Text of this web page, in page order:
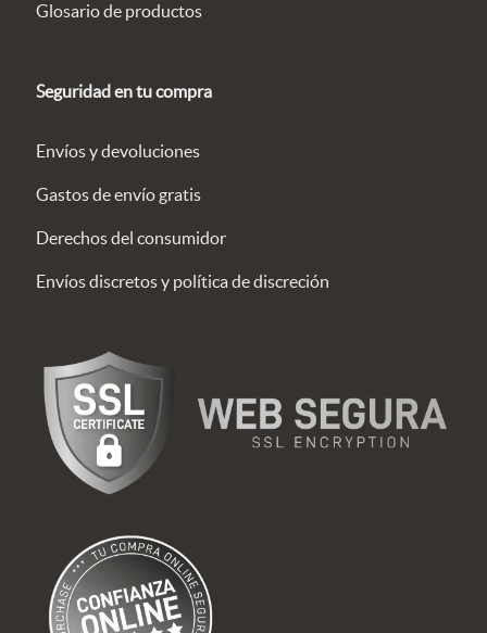
Glosario de productos
Seguridad en tu compra
Envíos y devoluciones
Gastos de envío gratis
Derechos del consumidor
Envíos discretos y política de discreción